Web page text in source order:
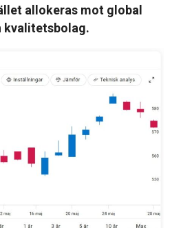
allokeras mot global
kvalitetsbolag.